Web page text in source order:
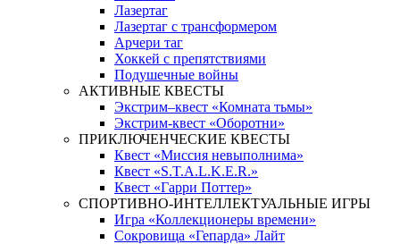
Лазертаг
Лазертаг с трансформером
Арчери таг
Хоккей с препятствиями
Подушечные войны
АКТИВНЫЕ КВЕСТЫ
Экстрим–квест «Комната тьмы»
Экстрим-квест «Оборотни»
ПРИКЛЮЧЕНЧЕСКИЕ КВЕСТЫ
Квест «Миссия невыполнима»
Квест «S.T.A.L.K.E.R.»
Квест «Гарри Поттер»
СПОРТИВНО-ИНТЕЛЛЕКТУАЛЬНЫЕ ИГРЫ
Игра «Коллекционеры времени»
Сокровища «Гепарда» Лайт